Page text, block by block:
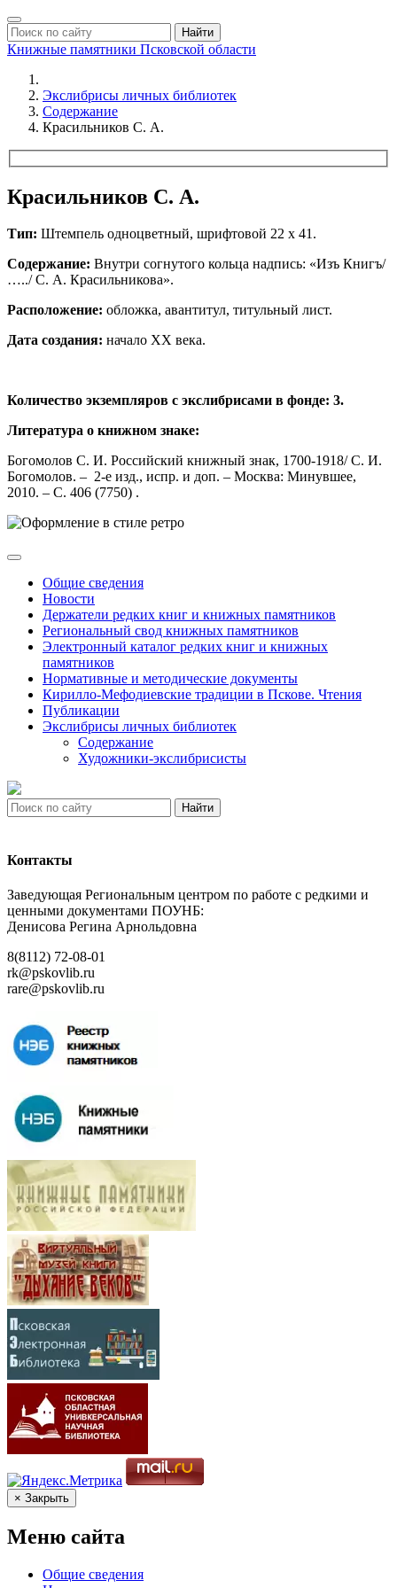
Найти
Книжные памятники Псковской области
Экслибрисы личных библиотек
Содержание
Красильников С. А.
Красильников С. А.
Тип: Штемпель одноцветный, шрифтовой 22 х 41.
Содержание: Внутри согнутого кольца надпись: «Изъ Книгъ/
…../ С. А. Красильникова».
Расположение: обложка, авантитул, титульный лист.
Дата создания: начало ХХ века.
Количество экземпляров с экслибрисами в фонде: 3.
Литература о книжном знаке:
Богомолов С. И. Российский книжный знак, 1700-1918/ С. И.
Богомолов. – 2-е изд., испр. и доп. – Москва: Минувшее,
2010. – С. 406 (7750) .
Общие сведения
Новости
Держатели редких книг и книжных памятников
Региональный свод книжных памятников
Электронный каталог редких книг и книжных
памятников
Нормативные и методические документы
Кирилло-Мефодиевские традиции в Пскове. Чтения
Публикации
Экслибрисы личных библиотек
Содержание
Художники-экслибрисисты
Найти
Контакты
Заведующая Региональным центром по работе с редкими и
ценными документами ПОУНБ:
Денисова Регина Арнольдовна
8(8112) 72-08-01
rk@pskovlib.ru
rare@pskovlib.ru
× Закрыть
Меню сайта
Общие сведения